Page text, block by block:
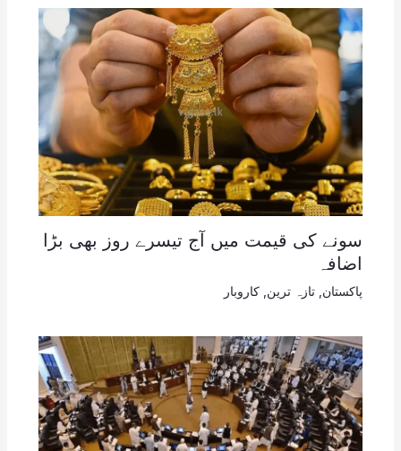
سونے کی قیمت میں آج تیسرے روز بھی بڑا
اضافہ
پاکستان تازہ ترین کاروبار